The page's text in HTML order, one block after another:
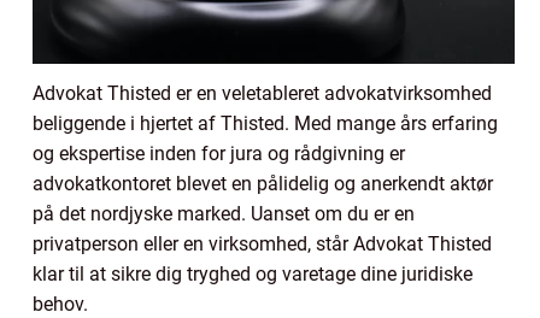
Advokat Thisted er en veletableret advokatvirksomhed
beliggende i hjertet af Thisted. Med mange års erfaring
og ekspertise inden for jura og rådgivning er
advokatkontoret blevet en pålidelig og anerkendt aktør
på det nordjyske marked. Uanset om du er en
privatperson eller en virksomhed, står Advokat Thisted
klar til at sikre dig tryghed og varetage dine juridiske
behov.